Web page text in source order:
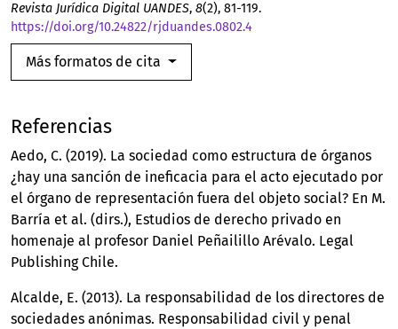
Revista Jurídica Digital UANDES, 8(2), 81-119.
https://doi.org/10.24822/rjduandes.0802.4
Más formatos de cita
Referencias
Aedo, C. (2019). La sociedad como estructura de órganos
¿hay una sanción de ineficacia para el acto ejecutado por
el órgano de representación fuera del objeto social? En M.
Barría et al. (dirs.), Estudios de derecho privado en
homenaje al profesor Daniel Peñailillo Arévalo. Legal
Publishing Chile.
Alcalde, E. (2013). La responsabilidad de los directores de
sociedades anónimas. Responsabilidad civil y penal